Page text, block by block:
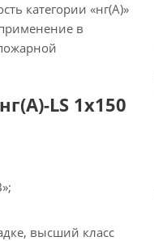
категории «нг(А)»
в
LS 1х150
высший класс